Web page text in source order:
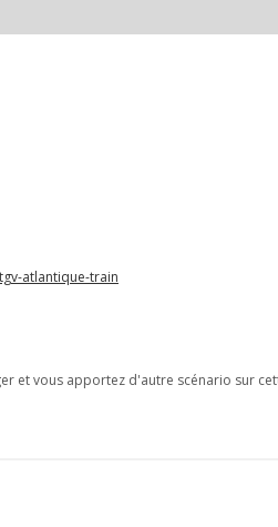
atlantique-train
et vous apportez d'autre scénario sur